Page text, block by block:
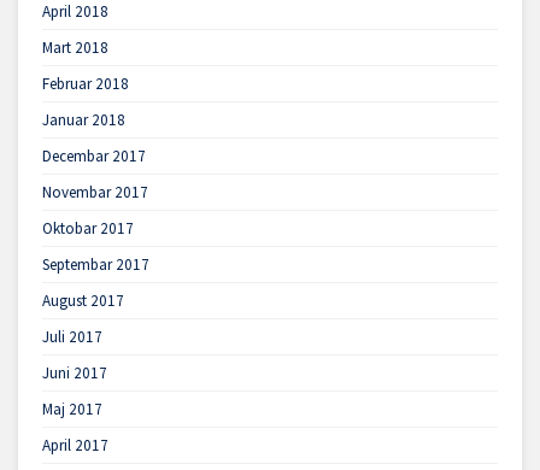
April 2018
Mart 2018
Februar 2018
Januar 2018
Decembar 2017
Novembar 2017
Oktobar 2017
Septembar 2017
August 2017
Juli 2017
Juni 2017
Maj 2017
April 2017